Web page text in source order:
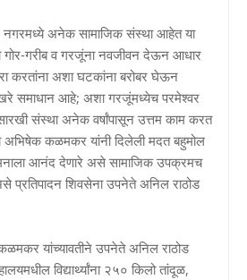
नगरमध्ये अनेक सामाजिक संस्था आहेत या
गोर-गरीब व गरजूंना नवजीवन देऊन आधार
करतांना अशा घटकांना बरोबर घेऊन
समाधान आहे; अशा गरजूंमध्येच परमेश्‍वर
संस्था अनेक वर्षांपासून उत्तम काम करत
कळमकर यांनी दिलेली मदत बहुमोल
आनंद देणारे असे सामाजिक उपक्रमच
प्रतिपादन शिवसेना उपनेते अनिल राठोड
यांच्यावतीने उपनेते अनिल राठोड
विद्यार्थ्यांना २५० किलो तांदूळ,